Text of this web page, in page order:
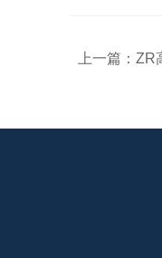
上一篇： ZR